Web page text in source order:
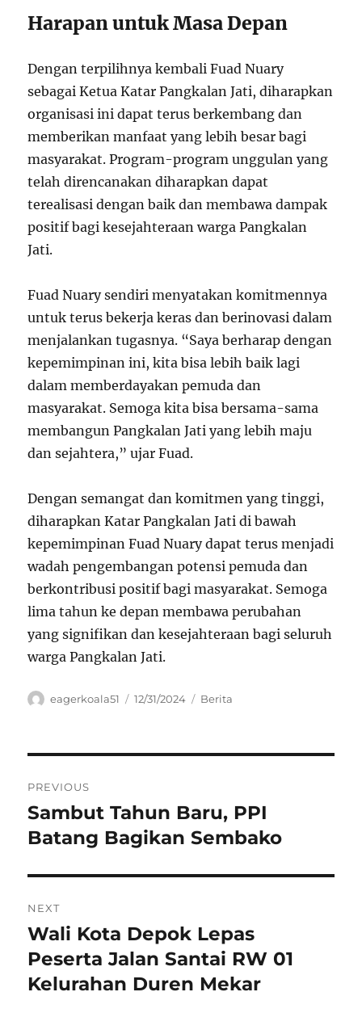
Harapan untuk Masa Depan
Dengan terpilihnya kembali Fuad Nuary
sebagai Ketua Katar Pangkalan Jati, diharapkan
organisasi ini dapat terus berkembang dan
memberikan manfaat yang lebih besar bagi
masyarakat. Program-program unggulan yang
telah direncanakan diharapkan dapat
terealisasi dengan baik dan membawa dampak
positif bagi kesejahteraan warga Pangkalan
Jati.
Fuad Nuary sendiri menyatakan komitmennya
untuk terus bekerja keras dan berinovasi dalam
menjalankan tugasnya. “Saya berharap dengan
kepemimpinan ini, kita bisa lebih baik lagi
dalam memberdayakan pemuda dan
masyarakat. Semoga kita bisa bersama-sama
membangun Pangkalan Jati yang lebih maju
dan sejahtera,” ujar Fuad.
Dengan semangat dan komitmen yang tinggi,
diharapkan Katar Pangkalan Jati di bawah
kepemimpinan Fuad Nuary dapat terus menjadi
wadah pengembangan potensi pemuda dan
berkontribusi positif bagi masyarakat. Semoga
lima tahun ke depan membawa perubahan
yang signifikan dan kesejahteraan bagi seluruh
warga Pangkalan Jati.
Author
eagerkoala51
Posted
12/31/2024 Categories
Berita
pos
PREVIOUS
Previous
post:
Sambut Tahun Baru, PPI
Batang Bagikan Sembako
NEXT
Next
post:
Wali Kota Depok Lepas
Peserta Jalan Santai RW 01
Kelurahan Duren Mekar